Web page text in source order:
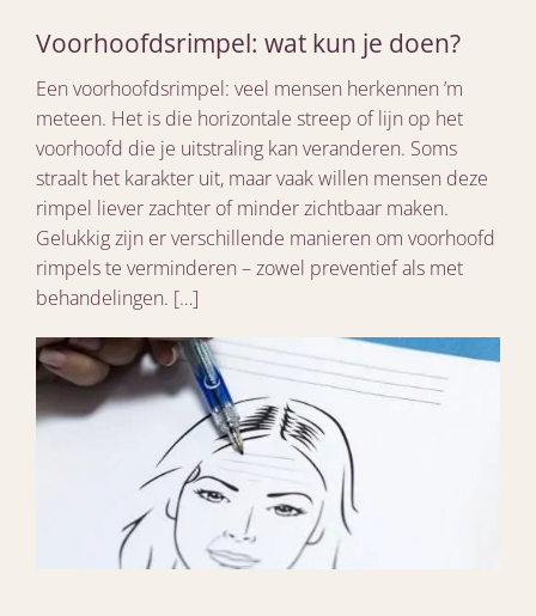
Voorhoofdsrimpel: wat kun je doen?
Een voorhoofdsrimpel: veel mensen herkennen ’m
meteen. Het is die horizontale streep of lijn op het
voorhoofd die je uitstraling kan veranderen. Soms
straalt het karakter uit, maar vaak willen mensen deze
rimpel liever zachter of minder zichtbaar maken.
Gelukkig zijn er verschillende manieren om voorhoofd
rimpels te verminderen – zowel preventief als met
behandelingen. […]